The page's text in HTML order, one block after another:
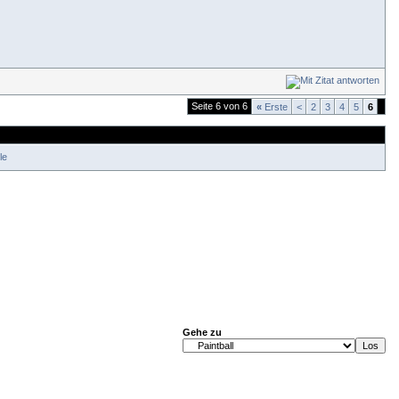
Seite 6 von 6 « Erste < 2 3 4 5 6
Gehe zu